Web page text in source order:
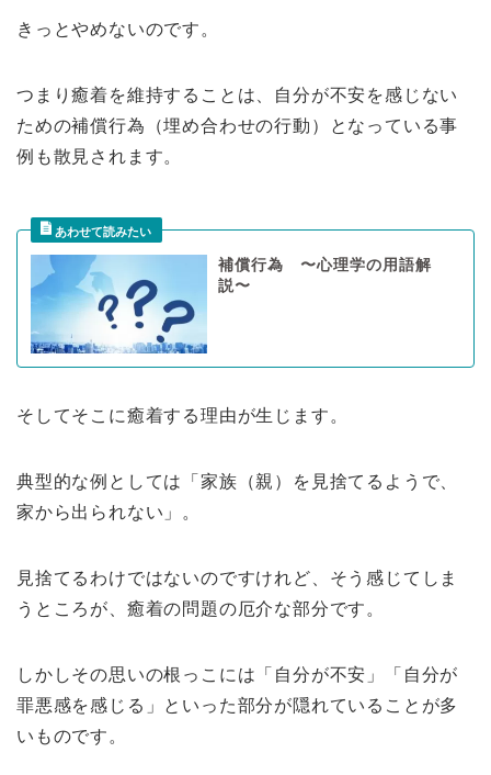
きっとやめないのです。
つまり癒着を維持することは、自分が不安を感じない
ための補償行為（埋め合わせの行動）となっている事
例も散見されます。
補償行為 〜心理学の用語解
説〜
そしてそこに癒着する理由が生じます。
典型的な例としては「家族（親）を見捨てるようで、
家から出られない」。
見捨てるわけではないのですけれど、そう感じてしま
うところが、癒着の問題の厄介な部分です。
しかしその思いの根っこには「自分が不安」「自分が
罪悪感を感じる」といった部分が隠れていることが多
いものです。